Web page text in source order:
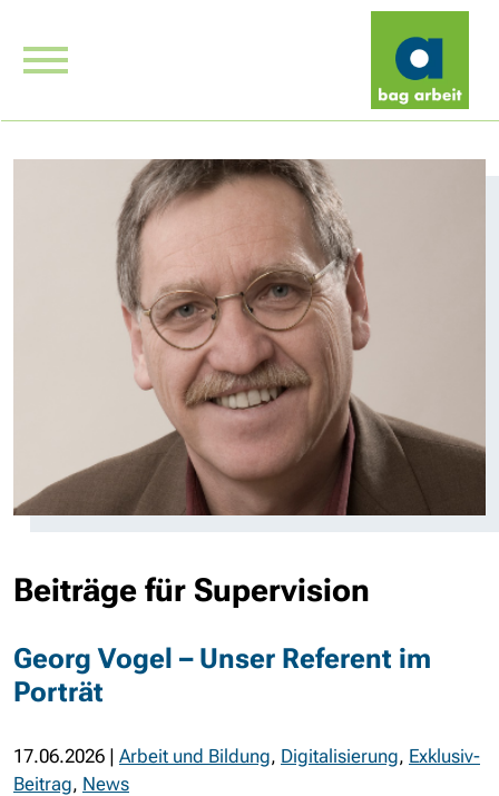
Beiträge für Supervision
Georg Vogel – Unser Referent im
Porträt
17.06.2026 | Arbeit und Bildung, Digitalisierung, Exklusiv-
Beitrag, News